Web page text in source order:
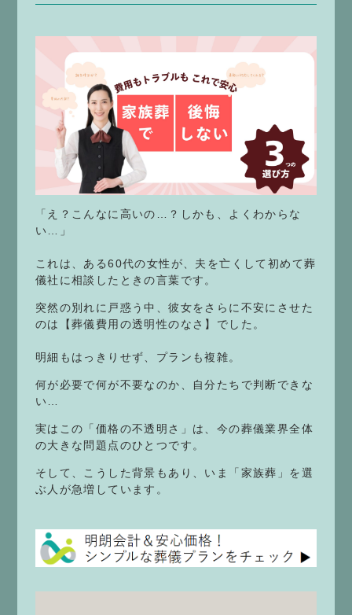
「え？こんなに高いの…？しかも、よくわからな
い…」
これは、ある60代の女性が、夫を亡くして初めて葬
儀社に相談したときの言葉です。
突然の別れに戸惑う中、彼女をさらに不安にさせた
のは【葬儀費用の透明性のなさ】でした。
明細もはっきりせず、プランも複雑。
何が必要で何が不要なのか、自分たちで判断できな
い…
実はこの「価格の不透明さ」は、今の葬儀業界全体
の大きな問題点のひとつです。
そして、こうした背景もあり、いま「家族葬」を選
ぶ人が急増しています。